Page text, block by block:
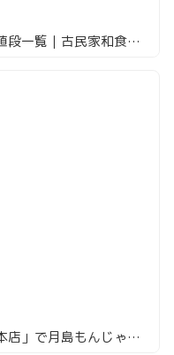
上野「味噌坐 玉響」メニュー・値段一覧｜古民家和食で嘗味噌とジビエを実食
上野でサク飲み！「三九 上野総本店」で月島もんじゃとハイボール